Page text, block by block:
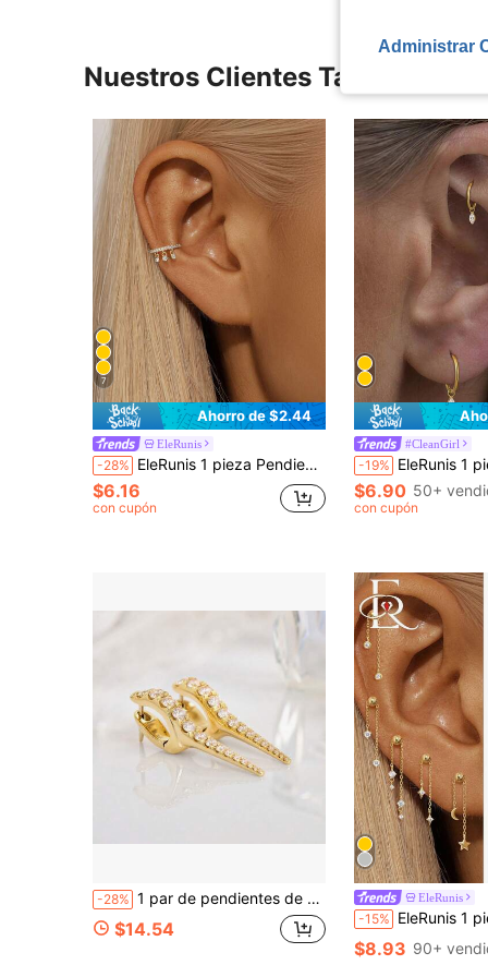
Nuestros Clientes También
7
Ahorro de $2.44
EleRunis
-28% EleRunis 1 pieza Pendientes de clip de plata de ley 925, color dorado, pendientes de clip sin perforación para cartílago, pendientes envolventes, estilo relleno, joyería hecha a mano minimalista bohemia de playa, hipoalergénica, regalo
$6.16
con cupón
#CleanGirl
-19% EleRunis 1 pieza Pendiente con forma de ojo de caballo de plata esterlina 925, pequeño y
$6.90 50+
con cupón
-28% 1 par de pendientes de botón de plata de ley S925 con circonita cúbica sintética para mujeres
$14.54
EleRunis
-15% EleRunis 1 pieza Pendientes de botón planos de plata de ley 925 con diseño ajustable de estrella y luna, adecuados para el
$8.93 90+
Administrar